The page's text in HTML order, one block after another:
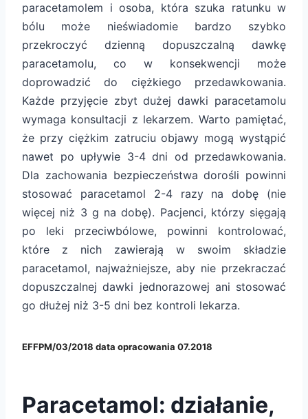
paracetamolem i osoba, która szuka ratunku w
bólu może nieświadomie bardzo szybko
przekroczyć dzienną dopuszczalną dawkę
paracetamolu, co w konsekwencji może
doprowadzić do ciężkiego przedawkowania.
Każde przyjęcie zbyt dużej dawki paracetamolu
wymaga konsultacji z lekarzem. Warto pamiętać,
że przy ciężkim zatruciu objawy mogą wystąpić
nawet po upływie 3-4 dni od przedawkowania.
Dla zachowania bezpieczeństwa dorośli powinni
stosować paracetamol 2-4 razy na dobę (nie
więcej niż 3 g na dobę). Pacjenci, którzy sięgają
po leki przeciwbólowe, powinni kontrolować,
które z nich zawierają w swoim składzie
paracetamol, najważniejsze, aby nie przekraczać
dopuszczalnej dawki jednorazowej ani stosować
go dłużej niż 3-5 dni bez kontroli lekarza.
EFFPM/03/2018 data opracowania 07.2018
Paracetamol: działanie,